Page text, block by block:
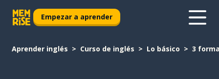
Empezar a aprender
Aprender inglés Curso de inglés Lo básico 3